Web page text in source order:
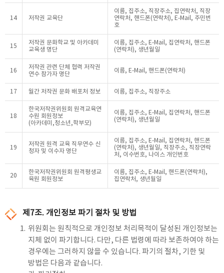
14 저작권 교육단
이름, 집주소, 직장주소, 집연락처, 직장
연락처, 핸드폰(연락처), E-Mail, 주민번
호
15
저작권 문화학교 및 아카데미
교육생 명단
이름, 집주소, E-Mail, 집연락처, 핸드폰
(연락처), 생년월일
16
저작권 관련 단체 협력 저작권
연수 참가자 명단
이름, E-Mail, 핸드폰(연락처)
17 월간 저작권 문화 배포처 정보 이름, 집주소, 직장주소
18
한국저작권위원회 원격교육연
수원 회원정보
(아카데미,청소년,학부모)
이름, 집주소, E-Mail, 집연락처, 핸드폰
(연락처), 생년월일
19
저작권 원격 교육 직무연수 신
청자 및 이수자 명단
이름, 집주소, E-Mail, 집연락처, 핸드폰
(연락처), 생년월일, 직장주소, 직장연락
처, 이수번호, 나이스 개인번호
20
한국저작권위원회 원격평생교
육원 회원정보
이름, 집주소, E-Mail, 핸드폰(연락처),
집연락처, 생년월일
제7조. 개인정보 파기 절차 및 방법
1. 위원회는 원칙적으로 개인정보 처리목적이 달성된 개인정보는
지체 없이 파기합니다. 다만, 다른 법령에 따라 보존하여야 하는
경우에는 그러하지 않을 수 있습니다. 파기의 절차, 기한 및
방법은 다음과 같습니다.